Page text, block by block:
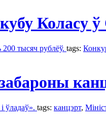
Коласу
тысяч рублёў. tags:
ўладаў». tags: канцэрт,